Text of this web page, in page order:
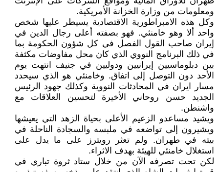
ومعلومات من وزارة الخزانة الأمريكية.
وكل هذه الامبراطورية الاقتصادية يسيطر عليها شخص
واحد ألا وهو خامنئي. فهو بصفته أعلى رجال الدين في
إيران صاحب القول الفصل في كل شؤون الحكومة بما
في ذلك البرنامج النووي الذي كان محل مفاوضات مكثفة
بين دبلوماسيين إيرانيين ودوليين في جنيف انتهت يوم
الأحد دون التوصل إلى اتفاق. وخامنئي هو الذي سيحدد
مسار ايران في المحادثات النووية وكذلك جهود الرئيس
الجديد حسن روحاني الأخيرة لتحسين العلاقات مع
واشنطن.
ويشيد مساعدو الزعيم الأعلى بحياة الزهد التي يعيشها
ويشيرون إلى تواضعه في ملبسه والسجادة الناحلة في
بيته في طهران. ولم تعثر رويترز على ما يدل على
استغلال خامنئي للهيئة بهدف الاثراء.
لكن تحت تصرفه الآن من خلال ستاد ثروة تباري في